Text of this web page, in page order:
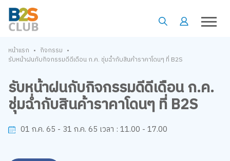
หน้าแรก • กิจกรรม •
รับหน้าฝนกับกิจกรรมดีดีเดือน ก.ค. ชุ่มฉ่ำกับสินค้าราคาโดนๆ ที่ B2S
รับหน้าฝนกับกิจกรรมดีดีเดือน ก.ค.
ชุ่มฉ่ำกับสินค้าราคาโดนๆ ที่ B2S
01 ก.ค. 65 - 31 ก.ค. 65 เวลา : 11.00 - 17.00